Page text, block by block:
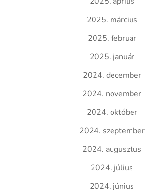
2025. március
2025. február
2025. január
2024. december
2024. november
2024. október
2024. szeptember
2024. augusztus
2024. július
2024. június